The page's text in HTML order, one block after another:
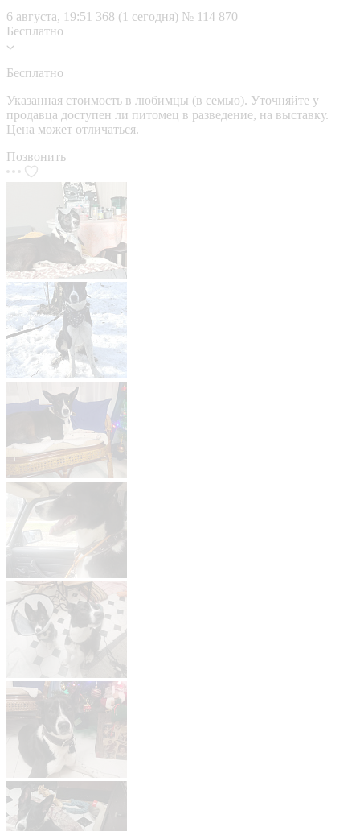
6 августа, 19:51 368 (1 сегодня) № 114 870
Бесплатно
Бесплатно
Указанная стоимость в любимцы (в семью). Уточняйте у
продавца доступен ли питомец в разведение, на выставку.
Цена может отличаться.
Позвонить